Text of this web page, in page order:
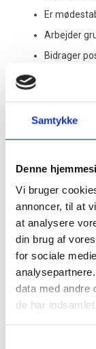
Samtykke
Denne
Vi bruger
annoncer, til at
at analysere
din brug af
for sociale
data med andre
de har
Er
Arbejder
Bidrager
Vi tilbyder:
Løn efter
Grundig
En
Et mindre
og
Hos Backhausen
hjælper
godt arbejdsmiljø.